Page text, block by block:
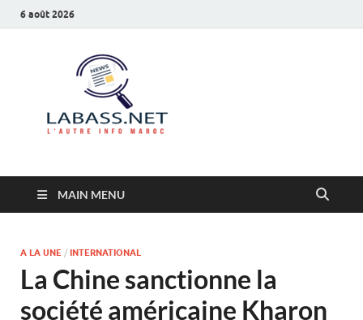
6 août 2026
MAIN MENU
A LA UNE / INTERNATIONAL
La Chine sanctionne la
société américaine Kharon